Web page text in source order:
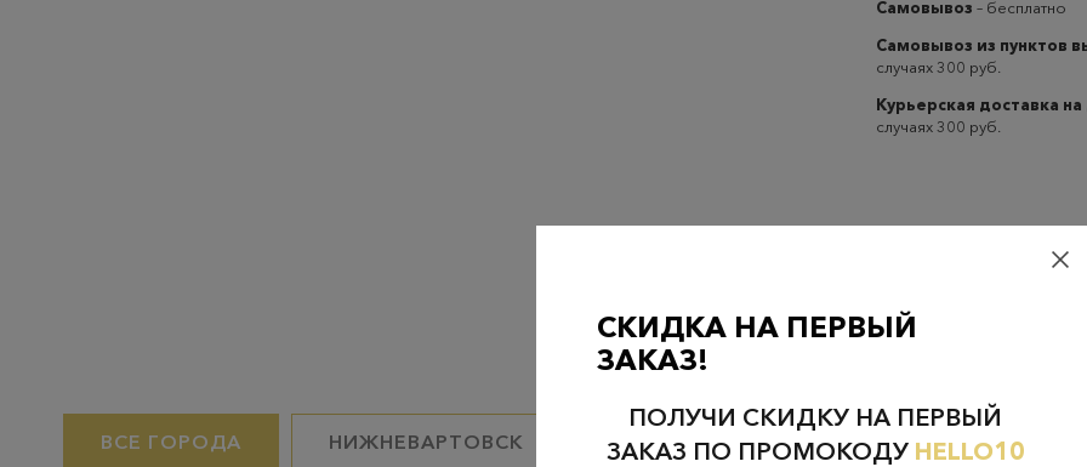
Самовывоз – бесплатно
Самовывоз из пунктов
случаях 300 руб.
Курьерская доставка
случаях 300 руб.
Проверьте наличие в магазинах
ВСЕ ГОРОДА НИЖНЕВАРТОВСК НЕФТЕЮГАНСК НОЯБРЬСК
СКИДКА НА ПЕРВЫЙ
ЗАКАЗ!
ПОЛУЧИ СКИДКУ НА ПЕРВЫЙ
ЗАКАЗ ПО ПРОМОКОДУ HELLO10